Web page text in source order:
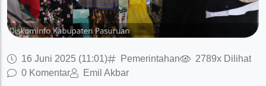
16 Juni 2025 (11:01) Pemerintahan
2789x Dilihat
0 Komentar
Emil Akbar